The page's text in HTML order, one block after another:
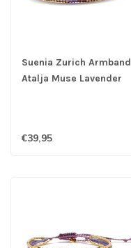
Suenia Zurich Armband
Atalja Muse Lavender
€39,95